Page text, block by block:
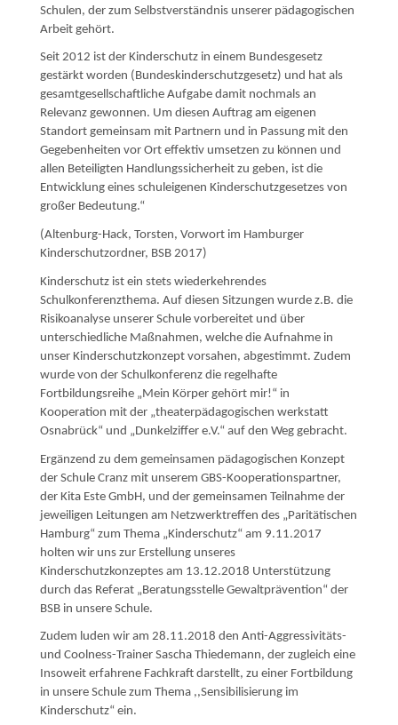
Schulen, der zum Selbstverständnis unserer pädagogischen
Arbeit gehört.
Seit 2012 ist der Kinderschutz in einem Bundesgesetz
gestärkt worden (Bundeskinderschutzgesetz) und hat als
gesamtgesellschaftliche Aufgabe damit nochmals an
Relevanz gewonnen. Um diesen Auftrag am eigenen
Standort gemeinsam mit Partnern und in Passung mit den
Gegebenheiten vor Ort effektiv umsetzen zu können und
allen Beteiligten Handlungssicherheit zu geben, ist die
Entwicklung eines schuleigenen Kinderschutzgesetzes von
großer Bedeutung.“
(Altenburg-Hack, Torsten, Vorwort im Hamburger
Kinderschutzordner, BSB 2017)
Kinderschutz ist ein stets wiederkehrendes
Schulkonferenzthema. Auf diesen Sitzungen wurde z.B. die
Risikoanalyse unserer Schule vorbereitet und über
unterschiedliche Maßnahmen, welche die Aufnahme in
unser Kinderschutzkonzept vorsahen, abgestimmt. Zudem
wurde von der Schulkonferenz die regelhafte
Fortbildungsreihe „Mein Körper gehört mir!“ in
Kooperation mit der „theaterpädagogischen werkstatt
Osnabrück“ und „Dunkelziffer e.V.“ auf den Weg gebracht.
Ergänzend zu dem gemeinsamen pädagogischen Konzept
der Schule Cranz mit unserem GBS-Kooperationspartner,
der Kita Este GmbH, und der gemeinsamen Teilnahme der
jeweiligen Leitungen am Netzwerktreffen des „Paritätischen
Hamburg“ zum Thema „Kinderschutz“ am 9.11.2017
holten wir uns zur Erstellung unseres
Kinderschutzkonzeptes am 13.12.2018 Unterstützung
durch das Referat „Beratungsstelle Gewaltprävention“ der
BSB in unsere Schule.
Zudem luden wir am 28.11.2018 den Anti-Aggressivitäts-
und Coolness-Trainer Sascha Thiedemann, der zugleich eine
Insoweit erfahrene Fachkraft darstellt, zu einer Fortbildung
in unsere Schule zum Thema ,,Sensibilisierung im
Kinderschutz“ ein.